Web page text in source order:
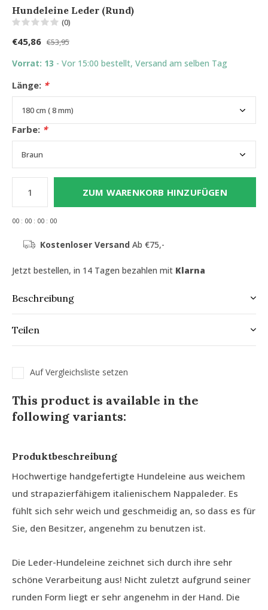
Hundeleine Leder (Rund)
(0)
€45,86 €53,95
Vorrat: 13 - Vor 15:00 bestellt, Versand am selben Tag
Länge: *
Farbe: *
ZUM WARENKORB HINZUFÜGEN
00 : 00 : 00 : 00
Kostenloser Versand Ab €75,-
Jetzt bestellen, in 14 Tagen bezahlen mit Klarna
Beschreibung
Teilen
Auf Vergleichsliste setzen
This product is available in the
following variants:
Produktbeschreibung
Hochwertige handgefertigte Hundeleine aus weichem
und strapazierfähigem italienischem Nappaleder. Es
fühlt sich sehr weich und geschmeidig an, so dass es für
Sie, den Besitzer, angenehm zu benutzen ist.
Die Leder-Hundeleine zeichnet sich durch ihre sehr
schöne Verarbeitung aus! Nicht zuletzt aufgrund seiner
runden Form liegt er sehr angenehm in der Hand. Die